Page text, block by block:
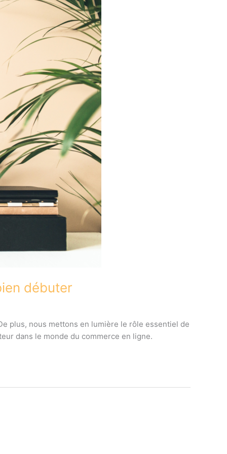
débuter
plus, nous mettons en lumière le rôle essentiel de
dans le monde du commerce en ligne.